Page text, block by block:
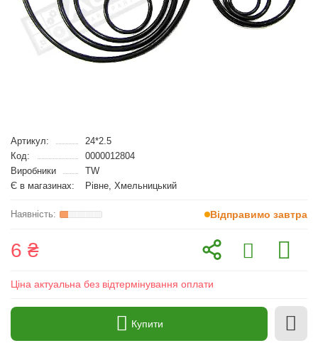
Артикул:
24*2.5
Код:
0000012804
Виробники
TW
Є в магазинах:
Рівне, Хмельницький
Відправимо завтра
6 ₴
Ціна актуальна без відтермінування оплати
Купити